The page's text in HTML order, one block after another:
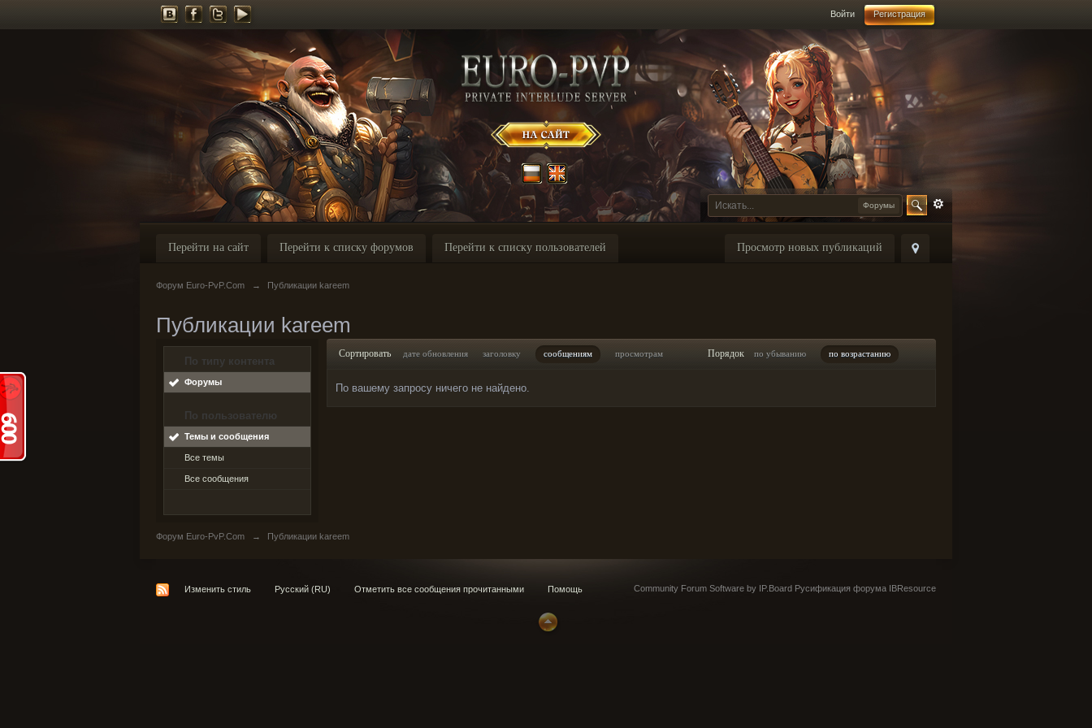
Войти Регистрация
Форумы
Просмотр новых публикаций
Перейти на сайт Перейти к списку форумов Перейти к списку пользователей
Форум Euro-PvP.Com → Публикации kareem
Публикации kareem
По типу контента
Форумы
По пользователю
Темы и сообщения
Все темы
Все сообщения
Сортировать дате обновления заголовку сообщениям просмотрам Порядок по убыванию по возрастанию
По вашему запросу ничего не найдено.
Форум Euro-PvP.Com → Публикации kareem
Изменить стиль Русский (RU) Отметить все сообщения прочитанными Помощь Community Forum Software by IP.Board Русификация форума IBResource